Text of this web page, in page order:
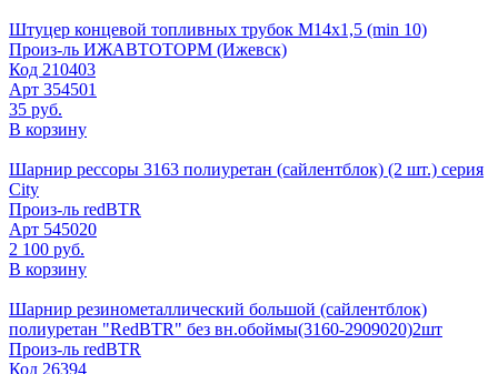
Штуцер концевой топливных трубок М14х1,5 (min 10)
Произ-ль ИЖАВТОТОРМ (Ижевск)
Код 210403
Арт 354501
35 руб.
В корзину
Шарнир рессоры 3163 полиуретан (сайлентблок) (2 шт.) серия
City
Произ-ль redBTR
Арт 545020
2 100 руб.
В корзину
Шарнир резинометаллический большой (сайлентблок)
полиуретан "RedBTR" без вн.обоймы(3160-2909020)2шт
Произ-ль redBTR
Код 26394